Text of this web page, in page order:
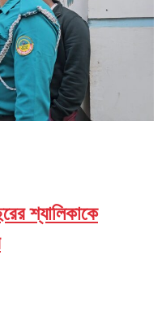
শ্যালিকাকে